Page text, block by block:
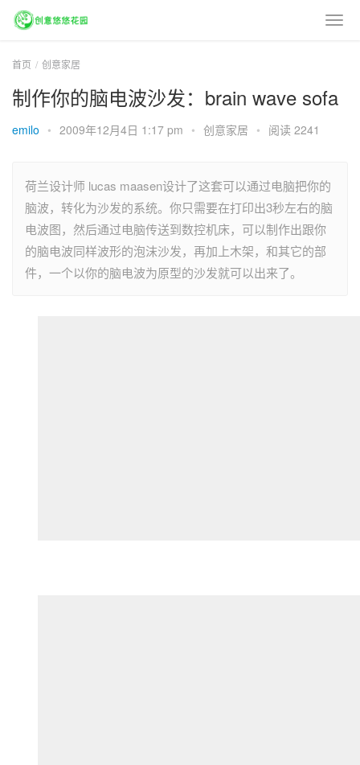
首页 创意家居
制作你的脑电波沙发：brain wave sofa
emilo • 2009年12月4日 1:17 pm • 创意家居 • 阅读 2241
荷兰设计师 lucas maasen设计了这套可以通过电脑把你的
脑波，转化为沙发的系统。你只需要在打印出3秒左右的脑
电波图，然后通过电脑传送到数控机床，可以制作出跟你
的脑电波同样波形的泡沫沙发，再加上木架，和其它的部
件，一个以你的脑电波为原型的沙发就可以出来了。